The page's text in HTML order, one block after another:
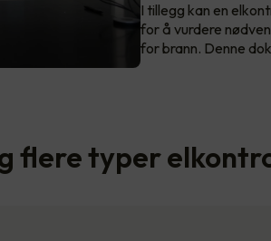
I tillegg kan en
for å vurdere
for brann. Denne
flere typer